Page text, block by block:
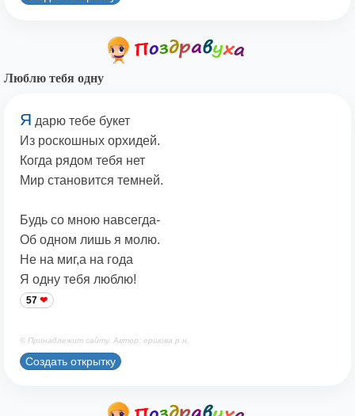
Люблю тебя одну
Я дарю тебе букет
Из роскошных орхидей.
Когда рядом тебя нет
Мир становится темней.
Будь со мною навсегда-
Об одном лишь я молю.
Не на миг,а на года
Я одну тебя люблю!
57
© Принадлежит сайту. Автор: ершова р.н.
Создать открытку